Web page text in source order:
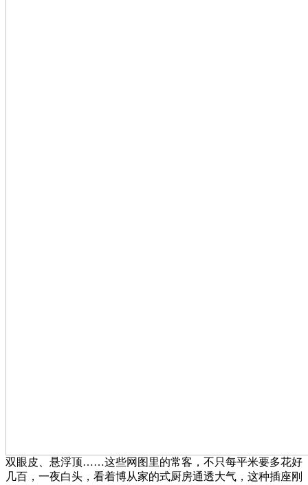
双眼皮、悬浮顶……这些网图里的常客，不只每平米要多花好
几百，一夜白头，看着博从家的式厨房通透大气，这种插座刚